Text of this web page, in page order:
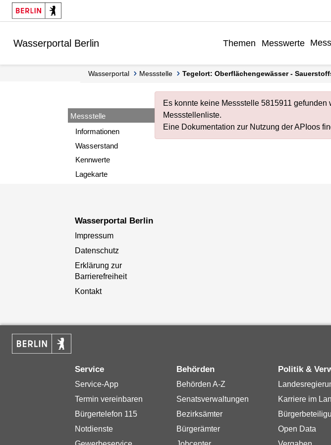
Springe zur Navigation
Springe zum Inhalt
Wasserportal Berlin Themen Messwerte
Wasserportal Messstelle Tegelort: Oberflächengewässer -
Messstelle
Informationen
Wasserstand
Kennwerte
Lagekarte
Es konnte keine Messstelle 5815911
Messstellenliste.
Eine Dokumentation zur Nutzung der APIoos
Wasserportal Berlin
Impressum
Datenschutz
Erklärung zur
Barrierefreiheit
Kontakt
Service
Service-App
Termin vereinbaren
Bürgertelefon 115
Notdienste
Behörden
Behörden A-Z
Senatsverwaltungen
Bezirksämter
Bürgerämter
Politik &
Karriere im
Open Data